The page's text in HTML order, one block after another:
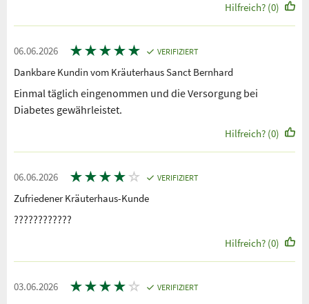
Hilfreich? (0)
06.06.2026 ★★★★★ VERIFIZIERT
Dankbare Kundin vom Kräuterhaus Sanct Bernhard
Einmal täglich eingenommen und die Versorgung bei
Diabetes gewährleistet.
Hilfreich? (0)
06.06.2026 ★★★★ ☆ VERIFIZIERT
Zufriedener Kräuterhaus-Kunde
????????????
Hilfreich? (0)
03.06.2026 ★★★★ ☆ VERIFIZIERT